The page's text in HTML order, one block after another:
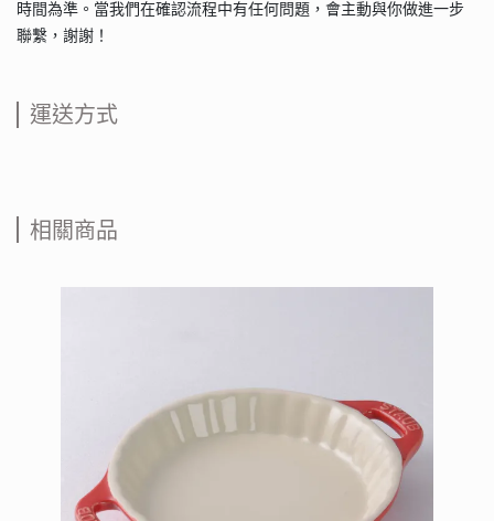
時間為準。當我們在確認流程中有任何問題，會主動與你做進一步
聯繫，謝謝！
運送方式
相關商品